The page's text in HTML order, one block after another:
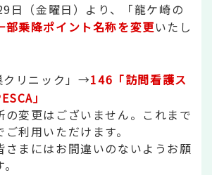
日（金曜日）より、「龍ケ崎の
部乗降ポイント名称を変更いたし
リニック」→146「訪問看護ス
」
変更はございません。これまで
利用いただけます。
まにはお間違いのないようお願